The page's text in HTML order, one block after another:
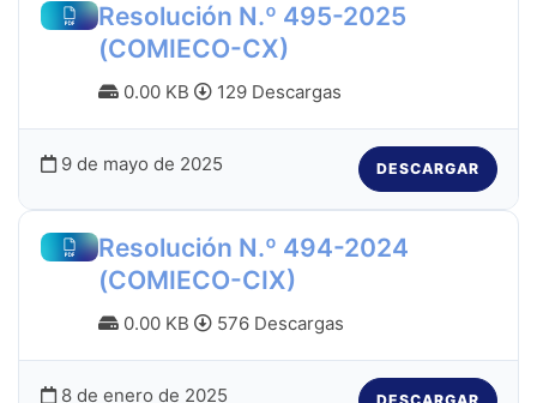
Resolución N.º 495-2025
(COMIECO-CX)
0.00 KB 129 Descargas
9 de mayo de 2025 DESCARGAR
Resolución N.º 494-2024
(COMIECO-CIX)
0.00 KB 576 Descargas
8 de enero de 2025